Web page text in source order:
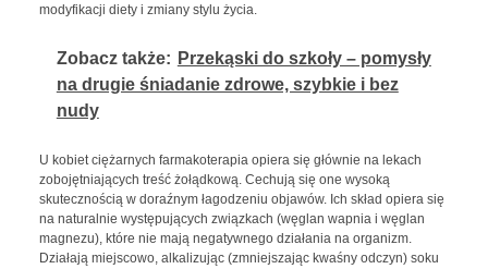
modyfikacji diety i zmiany stylu życia.
Zobacz także: Przekąski do szkoły – pomysły
na drugie śniadanie zdrowe, szybkie i bez
nudy
U kobiet ciężarnych farmakoterapia opiera się głównie na lekach
zobojętniających treść żołądkową. Cechują się one wysoką
skutecznością w doraźnym łagodzeniu objawów. Ich skład opiera się
na naturalnie występujących związkach (węglan wapnia i węglan
magnezu), które nie mają negatywnego działania na organizm.
Działają miejscowo, alkalizując (zmniejszając kwaśny odczyn) soku